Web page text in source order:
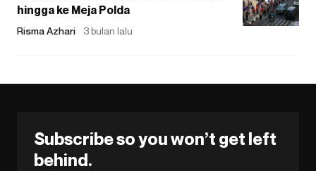
hingga ke Meja Polda
Risma Azhari 3 bulan lalu
Subscribe so you won’t get left
behind.